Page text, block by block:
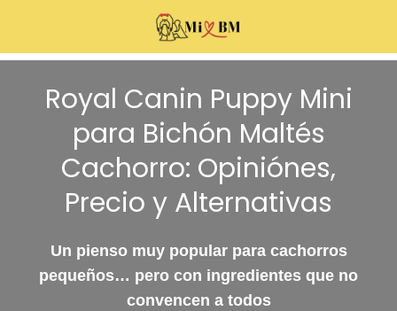
Royal Canin Puppy Mini
para Bichón Maltés
Cachorro: Opiniónes,
Precio y Alternativas
Un pienso muy popular para cachorros
pequeños… pero con ingredientes que no
convencen a todos